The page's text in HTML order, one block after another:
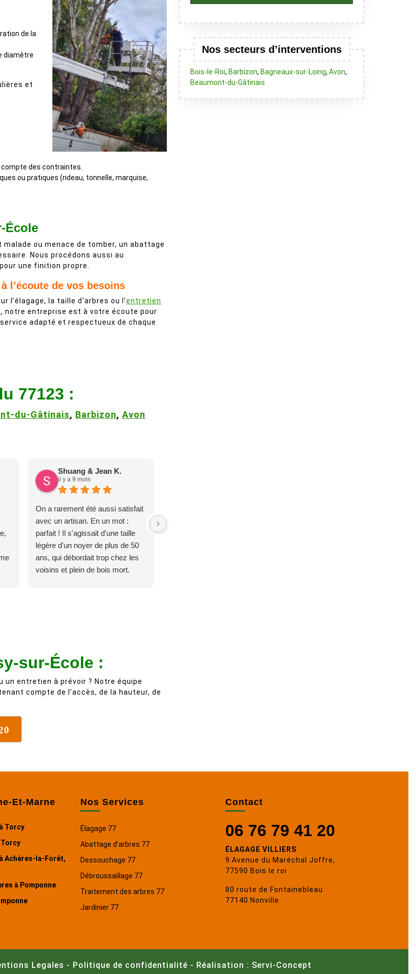
de la
diamètre
et
des contraintes.
ou pratiques (rideau, tonnelle, marquise,
École
malade ou menace de tomber, un abattage
Nous procédons aussi au
pour une finition propre.
l’écoute de vos besoins
l’élagage, la taille d’arbres ou l’entretien
, notre entreprise est à votre écoute pour
adapté et respectueux de chaque
77123 :
du-Gâtinais, Barbizon, Avon
Shuang & Jean K.
il y a 9 mois
On a rarement été aussi satisfait
avec un artisan. En un mot :
parfait ! Il s'agissait d'une taille
légère d'un noyer de plus de 50
ans, qui débordait trop chez les
voisins et plein de bois mort.
équipes connaissent très bien
leur métier, c'est juste une
évidence. Et en plus ils sont
vraiment sympathique. Bref,
sur-École :
un entretien à prévoir ? Notre équipe
compte de l’accès, de la hauteur, de
Nos secteurs d’interventions
Bois-le-Roi, Barbizon, Bagneaux-sur-Loing, Avon,
Beaumont-du-Gâtinais
Et-Marne
Torcy
Torcy
Achères-la-Forêt,
à Pomponne
Nos Services
Élagage 77
Abattage d’arbres 77
Dessouchage 77
Débroussaillage 77
Traitement des arbres 77
Jardinier 77
Contact
06 76 79 41 20
ÉLAGAGE VILLIERS
9 Avenue du Maréchal Joffre,
77590 Bois le roi
80 route de Fontainebleau
77140 Nonville
Legales - Politique de confidentialité - Réalisation : Servi-Concept